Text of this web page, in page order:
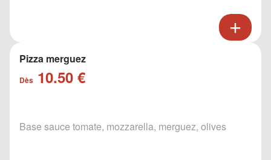
Pizza merguez
Dès 10.50 €
Base sauce tomate, mozzarella, merguez, olives